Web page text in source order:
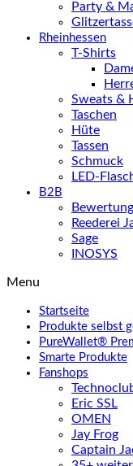
Party &
Rheinhessen
T-Shirts
Sweats &
Taschen
Hüte
Tassen
Schmuck
LED-
B2B
Reederei
Sage
INOSYS
Menu
Startseite
Produkte selbst
PureWallet®
Smarte Produkte
Fanshops
Eric SSL
OMEN
Jay Frog
Captain